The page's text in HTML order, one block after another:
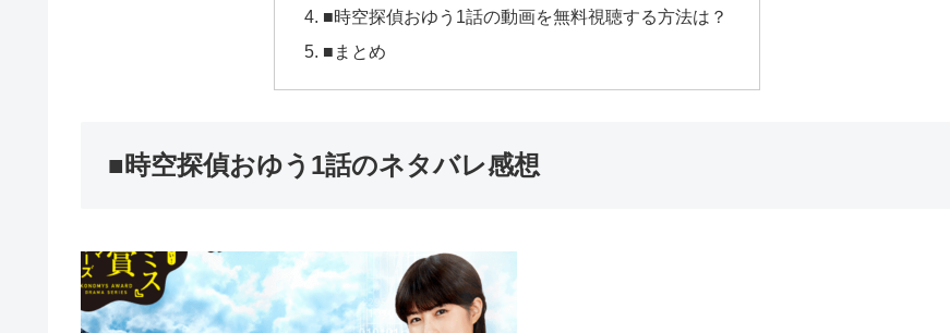
■時空探偵おゆう1話の動画を無料視聴する方法は？
■まとめ
■時空探偵おゆう1話のネタバレ感想